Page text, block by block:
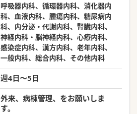
呼吸器内科、循環器内科、消化器内
科、血液内科、腫瘍内科、糖尿病内
科、内分泌・代謝内科、腎臓内科、
神経内科・脳神経内科、心療内科、
感染症内科、漢方内科、老年内科、
一般内科、総合内科、その他内科
週4日～5日
外来、病棟管理、をお願いしま
す。